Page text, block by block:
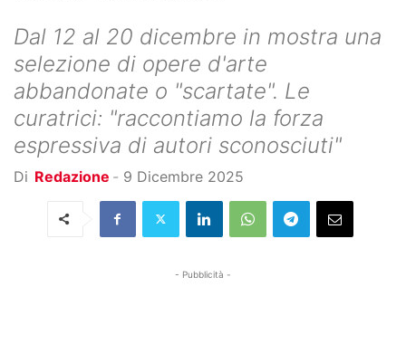
Dal 12 al 20 dicembre in mostra una
selezione di opere d'arte
abbandonate o "scartate". Le
curatrici: "raccontiamo la forza
espressiva di autori sconosciuti"
Di Redazione - 9 Dicembre 2025
- Pubblicità -